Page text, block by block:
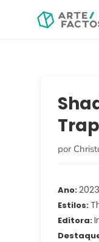
por
Ano 2023
Estilos
Editora